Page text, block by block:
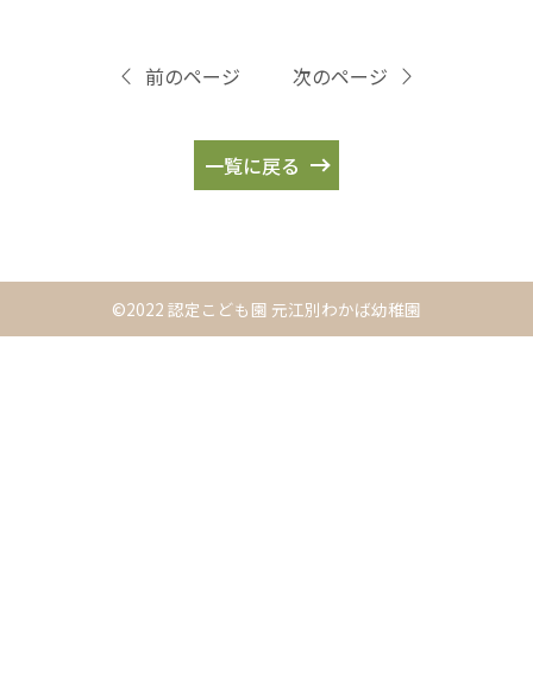
前のページ
一覧に戻る
次のページ
©2022 認定こども園 元江別わかば幼稚園